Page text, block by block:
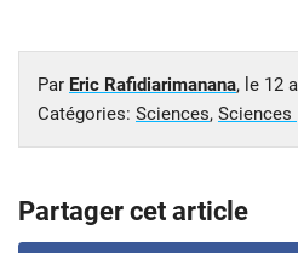
Par Eric Rafidiarimanana, le 12
Catégories: Sciences, Sciences
Partager cet article